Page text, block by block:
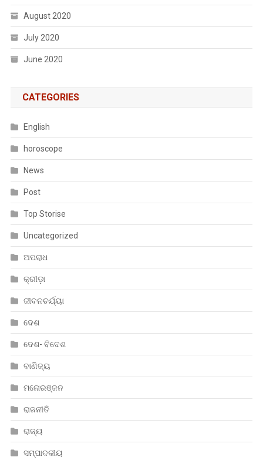
August 2020
July 2020
June 2020
CATEGORIES
English
horoscope
News
Post
Top Storise
Uncategorized
ଅପରାଧ
କ୍ରୀଡ଼ା
ଜୀବନଚର୍ଯ୍ୟା
ଦେଶ
ଦେଶ- ବିଦେଶ
ବାଣିଜ୍ୟ
ମନୋରଞ୍ଜନ
ରାଜନୀତି
ରାଜ୍ୟ
ସମ୍ପାଦକୀୟ